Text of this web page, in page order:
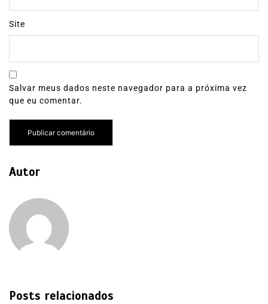
Site
Salvar meus dados neste navegador para a próxima vez
que eu comentar.
Autor
Posts relacionados